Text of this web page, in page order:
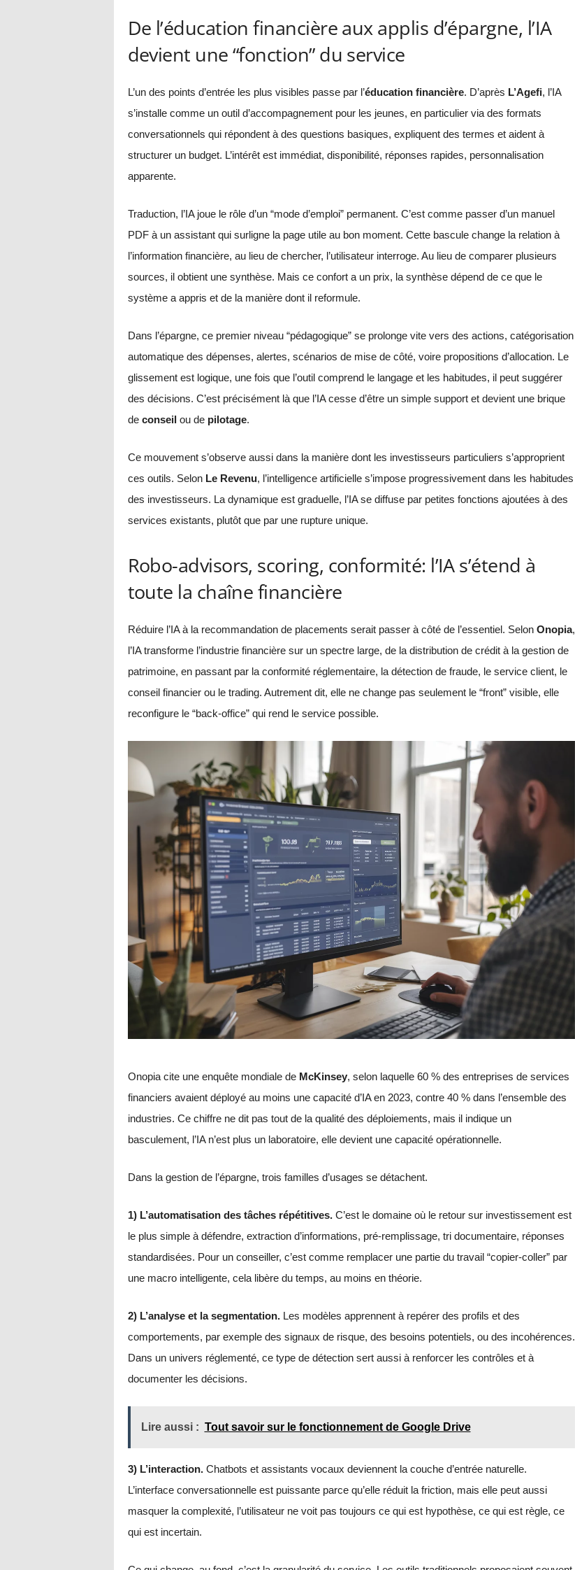
De l’éducation financière aux applis d’épargne, l’IA
devient une “fonction” du service
L’un des points d’entrée les plus visibles passe par l’éducation financière. D’après L’Agefi, l’IA
s’installe comme un outil d’accompagnement pour les jeunes, en particulier via des formats
conversationnels qui répondent à des questions basiques, expliquent des termes et aident à
structurer un budget. L’intérêt est immédiat, disponibilité, réponses rapides, personnalisation
apparente.
Traduction, l’IA joue le rôle d’un “mode d’emploi” permanent. C’est comme passer d’un manuel
PDF à un assistant qui surligne la page utile au bon moment. Cette bascule change la relation à
l’information financière, au lieu de chercher, l’utilisateur interroge. Au lieu de comparer plusieurs
sources, il obtient une synthèse. Mais ce confort a un prix, la synthèse dépend de ce que le
système a appris et de la manière dont il reformule.
Dans l’épargne, ce premier niveau “pédagogique” se prolonge vite vers des actions, catégorisation
automatique des dépenses, alertes, scénarios de mise de côté, voire propositions d’allocation. Le
glissement est logique, une fois que l’outil comprend le langage et les habitudes, il peut suggérer
des décisions. C’est précisément là que l’IA cesse d’être un simple support et devient une brique
de conseilou de pilotage.
Ce mouvement s’observe aussi dans la manière dont les investisseurs particuliers s’approprient
ces outils. Selon Le Revenu, l’intelligence artificielle s’impose progressivement dans les habitudes
des investisseurs. La dynamique est graduelle, l’IA se diffuse par petites fonctions ajoutées à des
services existants, plutôt que par une rupture unique.
Robo-advisors, scoring, conformité: l’IA s’étend à
toute la chaîne financière
Réduire l’IA à la recommandation de placements serait passer à côté de l’essentiel. Selon Onopia,
l’IA transforme l’industrie financière sur un spectre large, de la distribution de crédit à la gestion de
patrimoine, en passant par la conformité réglementaire, la détection de fraude, le service client, le
conseil financier ou le trading. Autrement dit, elle ne change pas seulement le “front” visible, elle
reconfigure le “back-office” qui rend le service possible.
Onopia cite une enquête mondiale de McKinsey, selon laquelle 60 % des entreprises de services
financiers avaient déployé au moins une capacité d’IA en 2023, contre 40 % dans l’ensemble des
industries. Ce chiffre ne dit pas tout de la qualité des déploiements, mais il indique un
basculement, l’IA n’est plus un laboratoire, elle devient une capacité opérationnelle.
Dans la gestion de l’épargne, trois familles d’usages se détachent.
1) L’automatisation des tâches répétitives.C’est le domaine où le retour sur investissement est
le plus simple à défendre, extraction d’informations, pré-remplissage, tri documentaire, réponses
standardisées. Pour un conseiller, c’est comme remplacer une partie du travail “copier-coller” par
une macro intelligente, cela libère du temps, au moins en théorie.
2) L’analyse et la segmentation.Les modèles apprennent à repérer des profils et des
comportements, par exemple des signaux de risque, des besoins potentiels, ou des incohérences.
Dans un univers réglementé, ce type de détection sert aussi à renforcer les contrôles et à
documenter les décisions.
Lire aussi : Tout savoir sur le fonctionnement de Google Drive
3) L’interaction.Chatbots et assistants vocaux deviennent la couche d’entrée naturelle.
L’interface conversationnelle est puissante parce qu’elle réduit la friction, mais elle peut aussi
masquer la complexité, l’utilisateur ne voit pas toujours ce qui est hypothèse, ce qui est règle, ce
qui est incertain.